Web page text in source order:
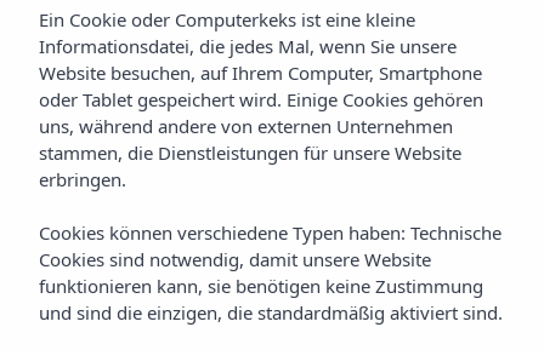
Galerie
Vibra Blanc Palace Aparthotel
Menorca
Ciudadela
Ein Cookie oder Computerkeks ist eine kleine
Informationsdatei, die jedes Mal, wenn Sie unsere
Website besuchen, auf Ihrem Computer, Smartphone
oder Tablet gespeichert wird. Einige Cookies gehören
uns, während andere von externen Unternehmen
stammen, die Dienstleistungen für unsere Website
erbringen.
Cookies können verschiedene Typen haben: Technische
Cookies sind notwendig, damit unsere Website
funktionieren kann, sie benötigen keine Zustimmung
und sind die einzigen, die standardmäßig aktiviert sind.